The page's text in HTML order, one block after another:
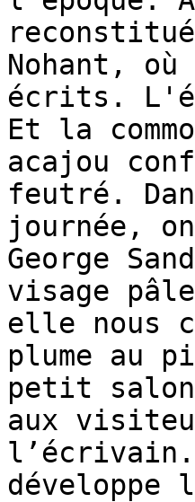
Nohant,
écrits.
Et la
acajou
feutré.
journée,
George
visage
elle nous
plume au
petit
aux
l’écrivain.